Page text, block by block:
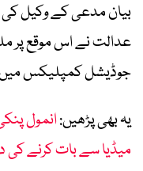
بیان مدعی کے وکیل کی
عدالت نے اس موقع پر
جوڈیشل کمپلیکس
یہ بھی پڑھیں:انمول
میڈیا سے بات کرنے کی